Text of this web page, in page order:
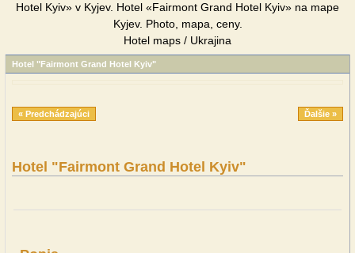
Hotel Kyiv» v Kyjev. Hotel «Fairmont Grand Hotel Kyiv» na mape
Kyjev. Photo, mapa, ceny.
Hotel maps / Ukrajina
Hotel "Fairmont Grand Hotel Kyiv"
« Predchádzajúci Ďalšie »
Hotel "Fairmont Grand Hotel Kyiv"